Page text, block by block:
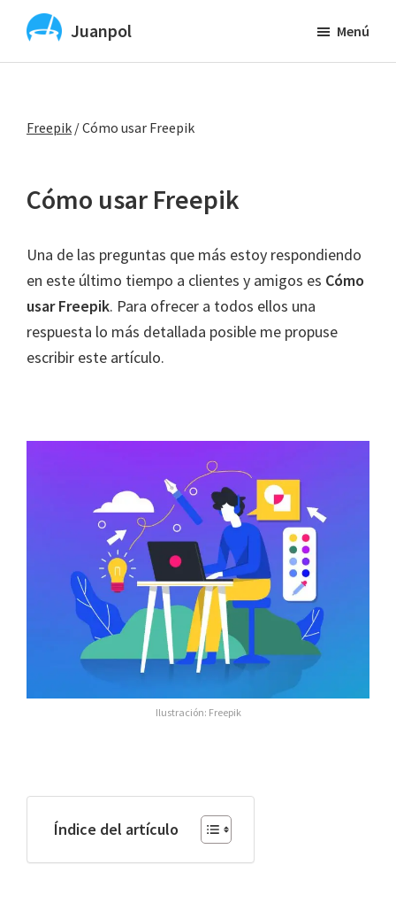
Saltar
contenido
Juanpol
diseño
UI
IA
Menú
Freepik /Cómo usar Freepik
Cómo usar Freepik
Una de las preguntas que más estoy respondiendo
en este último tiempo a clientes y amigos es Cómo
usar Freepik. Para ofrecer a todos ellos una
respuesta lo más detallada posible me propuse
escribir este artículo.
Ilustración: Freepik
Índice del artículo